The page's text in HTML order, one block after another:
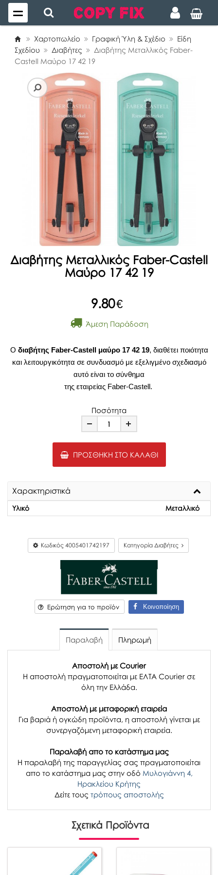
Χαρτοπωλείο Γραφική Ύλη & Σχέδιο
Είδη
Σχεδίου
Διαβήτες
Διαβήτης Μεταλλικός Faber-
Castell Μαύρο 17 42 19
Διαβήτης Μεταλλικός Faber-Castell
Μαύρο 17 42 19
9.80€
Άμεση Παράδοση
Ο διαβήτης Faber-Castell μαύρο 17 42 19, διαθέτει ποιότητα
και λειτουργικότητα σε συνδυασμό με εξελιγμένο σχεδιασμό
αυτό είναι το σύνθημα
της εταιρείας Faber-Castell.
Ποσότητα
Minus Plus
ΠΡΟΣΘΉΚΗ ΣΤΟ ΚΑΛΆΘΙ
Χαρακτηριστικά
Υλικό Μεταλλικό
Κωδικός 4005401742197 Κατηγορία Διαβήτες
Ερώτηση για το προϊόν Κοινοποίηση
Παραλαβή Πληρωμή
Αποστολή με Courier
Η αποστολή πραγματοποιείται με ΕΛΤΑ Courier σε
όλη την Ελλάδα.
Αποστολή με μεταφορική εταιρεία
Για βαριά ή ογκώδη προϊόντα, η αποστολή γίνεται με
συνεργαζόμενη μεταφορική εταιρεία.
Παραλαβή απο το κατάστημα μας
H παραλαβή της παραγγελίας σας πραγματοποιείται
απο το κατάστημα μας στην οδό Μυλογιάννη 4,
Ηρακλείου Κρήτης
Δείτε τους τρόπους αποστολής
Σχετικά Προϊόντα